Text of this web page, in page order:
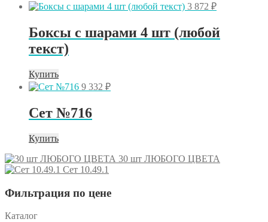
3 872 ₽
Боксы с шарами 4 шт (любой
текст)
Купить
9 332 ₽
Сет №716
Купить
30 шт ЛЮБОГО ЦВЕТА
Сет 10.49.1
Фильтрация по цене
Каталог